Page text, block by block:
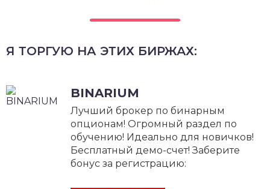
Я ТОРГУЮ НА ЭТИХ БИРЖАХ:
BINARIUM
Лучший брокер по бинарным
опционам! Огромный раздел по
обучению! Идеально для новичков!
Бесплатный демо-счет! Заберите
бонус за регистрацию: